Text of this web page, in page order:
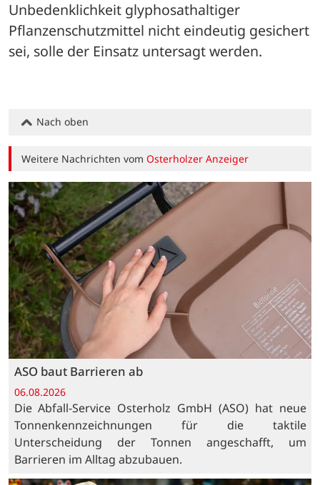
Unbedenklichkeit glyphosathaltiger
Pflanzenschutzmittel nicht eindeutig gesichert
sei, solle der Einsatz untersagt werden.
Nach oben
Weitere Nachrichten vomOsterholzer Anzeiger
ASO baut Barrieren ab
06.08.2026
Die Abfall-Service Osterholz GmbH (ASO) hat neue
Tonnenkennzeichnungen für die taktile
Unterscheidung der Tonnen angeschafft, um
Barrieren im Alltag abzubauen.